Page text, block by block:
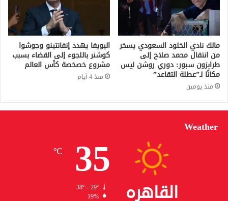
مالك نادي الخلود السعودي يسخر
من انتقال محمد صلاح إلى
طرابزون سبور: دوري روشن ليس
مكانًا لـ”عطلة التقاعد”
منذ يومين
اليويفا يهدد إنفانتينو وجوشوا
كوشنر باللجوء إلى القضاء بسبب
مشروع خصخصة كأس العالم
منذ 4 أيام
Weather
القاهره
35
℃
38º - 29º
19%